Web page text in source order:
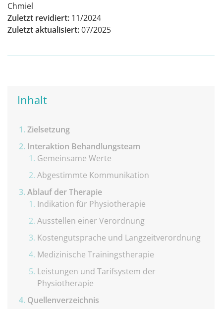
Chmiel
Zuletzt revidiert: 11/2024
Zuletzt aktualisiert:07/2025
Inhalt
Zielsetzung
Interaktion Behandlungsteam
Gemeinsame Werte
Abgestimmte Kommunikation
Ablauf der Therapie
Indikation für Physiotherapie
Ausstellen einer Verordnung
Kostengutsprache und Langzeitverordnung
Medizinische Trainingstherapie
Leistungen und Tarifsystem der
Physiotherapie
Quellenverzeichnis